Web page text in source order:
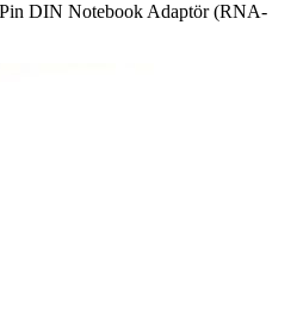
DIN Notebook Adaptör (RNA-